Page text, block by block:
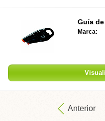
Guía de
Marca:
Anterior